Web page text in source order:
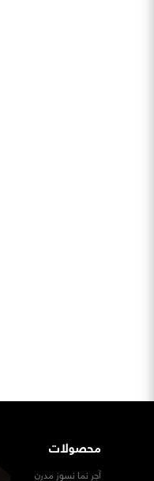
محصولات
آجر نما نسوز مدرن